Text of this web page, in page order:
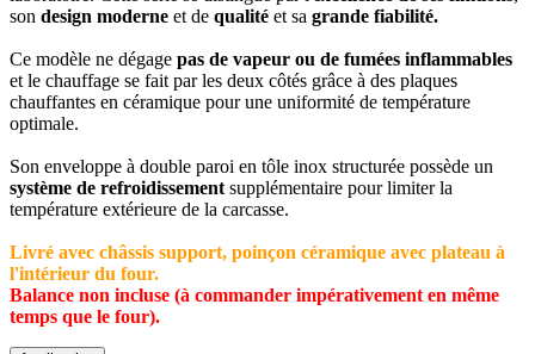
son design moderne et de qualité et sa grande fiabilité.
Ce modèle ne dégage pas de vapeur ou de fumées inflammables
et le chauffage se fait par les deux côtés grâce à des plaques
chauffantes en céramique pour une uniformité de température
optimale.
Son enveloppe à double paroi en tôle inox structurée possède un
système de refroidissement supplémentaire pour limiter la
température extérieure de la carcasse.
Livré avec châssis support, poinçon céramique avec plateau à
l'intérieur du four.
Balance non incluse (à commander impérativement en même
temps que le four).